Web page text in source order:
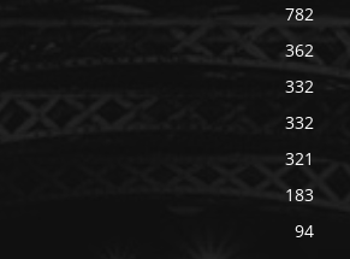
782
362
332
332
321
183
94